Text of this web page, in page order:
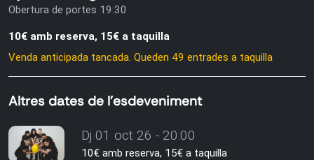
Obertura de portes 19:30
10€ amb reserva, 15€ a taquilla
Venda anticipada tancada. Queden 49 entrades a taquilla
Altres dates de l'esdeveniment
Dj 01 oct 26 - 20:00
10€ amb reserva, 15€ a taquilla